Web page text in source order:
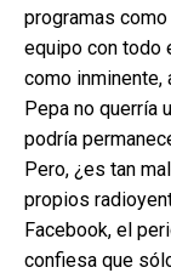
programas como
equipo con todo
como inminente,
Pepa no querría
podría
Pero, ¿es tan
propios
Facebook, el
confiesa que